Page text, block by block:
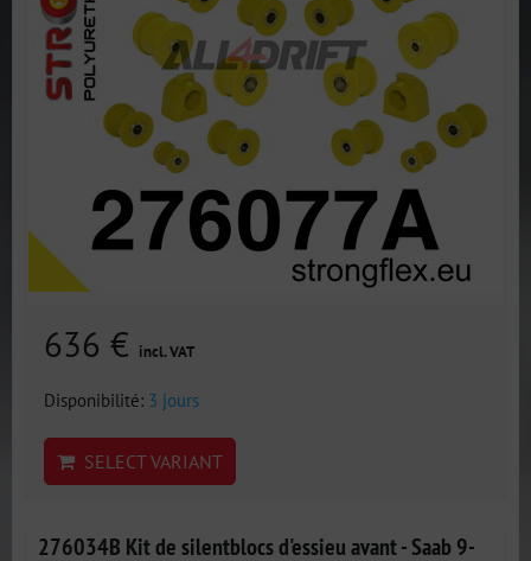
636 € incl. VAT
Disponibilité: 3 jours
SELECT VARIANT
276034B Kit de silentblocs d'essieu avant - Saab 9-